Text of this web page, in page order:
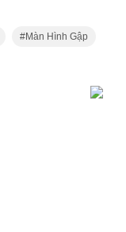
Màn Hình Gập